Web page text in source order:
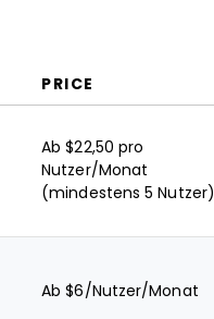
PRICE
Ab $22,50 pro
Nutzer/Monat
(mindestens 5 Nutzer)
Ab $6/Nutzer/Monat